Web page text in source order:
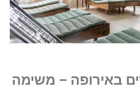
באירופה – משימה